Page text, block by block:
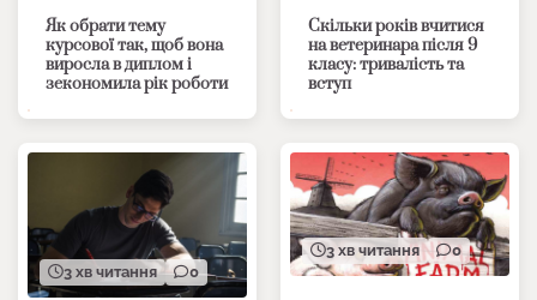
Як обрати тему
курсової так, щоб вона
виросла в диплом і
зекономила рік роботи
Скільки років вчитися
на ветеринара після 9
класу: тривалість та
вступ
3 хв читання 0
3 хв читання 0